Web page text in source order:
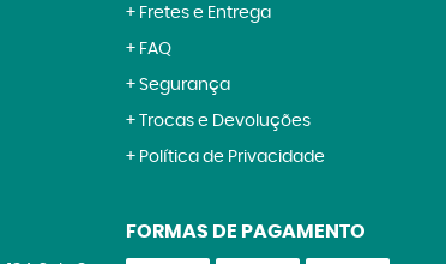
Fretes e Entrega
FAQ
Segurança
Trocas e Devoluções
Política de Privacidade
FORMAS DE PAGAMENTO